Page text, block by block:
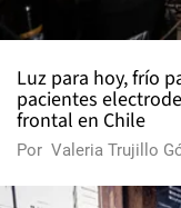
Luz para hoy, frío
pacientes
frontal en Chile
Por Valeria Trujillo